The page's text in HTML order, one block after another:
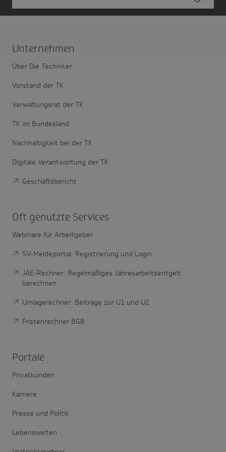
Unter­nehmen
Über Die Techniker
Vorstand der TK
Verwaltungsrat der TK
TK im Bundesland
Nachhaltigkeit bei der TK
Digitale Verantwortung der TK
Geschäftsbericht
Oft genutzte Services
Webinare für Arbeitgeber
SV-Meldeportal: Registrierung und Login
JAE-Rechner: Regelmäßiges Jahresarbeitsentgelt
berechnen
Umlagerechner: Beiträge zur U1 und U2
Fristenrechner BGB
Portale
Privatkunden
Karriere
Presse und Politik
Lebenswelten